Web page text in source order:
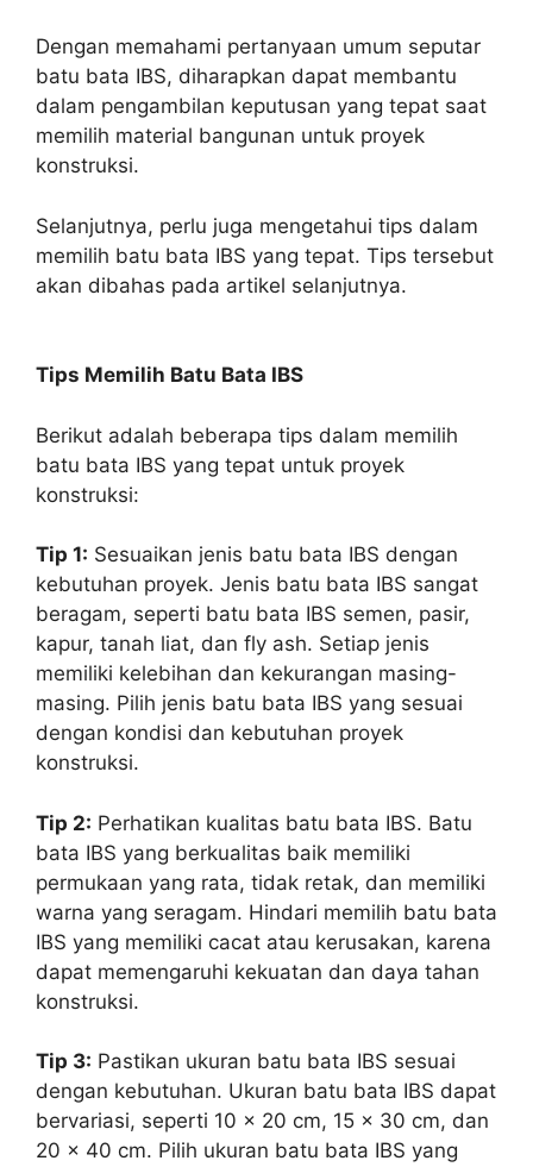
Dengan memahami pertanyaan umum seputar
batu bata IBS, diharapkan dapat membantu
dalam pengambilan keputusan yang tepat saat
memilih material bangunan untuk proyek
konstruksi.
Selanjutnya, perlu juga mengetahui tips dalam
memilih batu bata IBS yang tepat. Tips tersebut
akan dibahas pada artikel selanjutnya.
Tips Memilih Batu Bata IBS
Berikut adalah beberapa tips dalam memilih
batu bata IBS yang tepat untuk proyek
konstruksi:
Tip 1: Sesuaikan jenis batu bata IBS dengan
kebutuhan proyek. Jenis batu bata IBS sangat
beragam, seperti batu bata IBS semen, pasir,
kapur, tanah liat, dan fly ash. Setiap jenis
memiliki kelebihan dan kekurangan masing-
masing. Pilih jenis batu bata IBS yang sesuai
dengan kondisi dan kebutuhan proyek
konstruksi.
Tip 2: Perhatikan kualitas batu bata IBS. Batu
bata IBS yang berkualitas baik memiliki
permukaan yang rata, tidak retak, dan memiliki
warna yang seragam. Hindari memilih batu bata
IBS yang memiliki cacat atau kerusakan, karena
dapat memengaruhi kekuatan dan daya tahan
konstruksi.
Tip 3: Pastikan ukuran batu bata IBS sesuai
dengan kebutuhan. Ukuran batu bata IBS dapat
bervariasi, seperti 10 x 20 cm, 15 x 30 cm, dan
20 x 40 cm. Pilih ukuran batu bata IBS yang